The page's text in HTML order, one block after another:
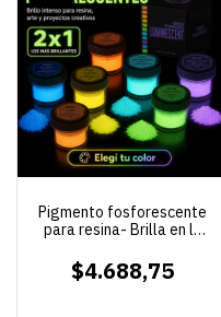
Pigmento fosforescente
para resina- Brilla en la
$4.688,75